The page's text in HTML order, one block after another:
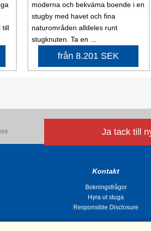
till
moderna och bekväma boende i en
stugby med havet och fina
naturområden alldeles runt
stugknuten. Ta en ...
från 8.201 SEK
Ja tack till
Kontakt
Bokningsfrågor
Hyra ut stuga
Responsible Disclosure